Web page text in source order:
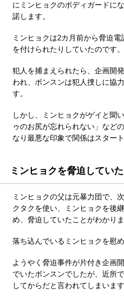
にミンヒョクのボディガードに
諾します。
ミンヒョクは2カ月前から脅迫
を付けられたりしていたのです。
犯人を捕まえられたら、企画開
われ、ボンスンは犯人捜しに協
す。
しかし、ミンヒョクがゲイと聞
ゥのお尻が忘れられない」など
なり最悪な印象で関係はスタート
ミンヒョクを脅迫してい
ミンヒョクの父は元暴力団で、
クタクを使い、ミンヒョクを後
め、脅迫していたことがわかりま
落ち込んでいるミンヒョクを慰め
ようやく脅迫事件が片付き企画
でいたボンスンでしたが、近所
してからだと言われてしまいます